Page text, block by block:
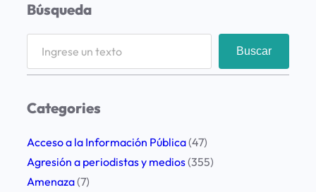
u
p
a
c
ó
n
o
Búsqueda
r
h
Buscar
Categories
Acceso a la Información Pública(47)
Agresión a periodistas y medios(355)
Amenaza(7)